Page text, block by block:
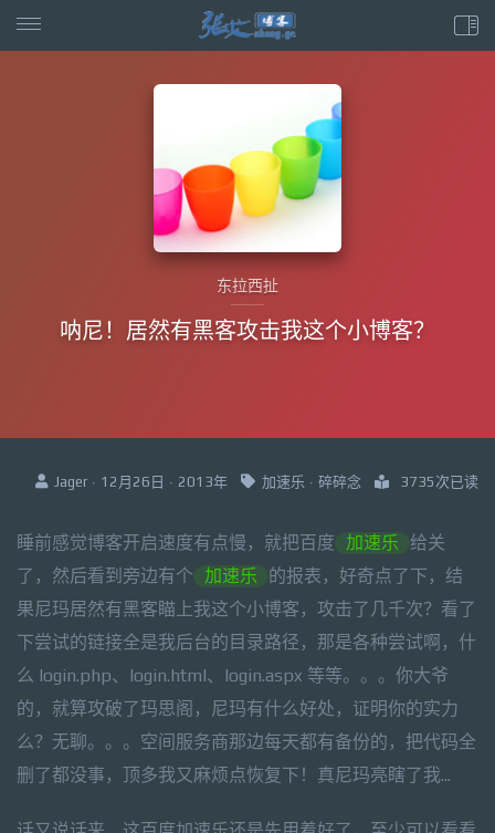
东拉西扯
呐尼！居然有黑客攻击我这个小博客？
Jager · 12月26日 · 2013年 加速乐 · 碎碎念 3735次已读
睡前感觉博客开启速度有点慢，就把百度 加速乐
给关
了，然后看到旁边有个
加速乐
的报表，好奇点了下，结
果尼玛居然有黑客瞄上我这个小博客，攻击了几千次？看了
下尝试的链接全是我后台的目录路径，那是各种尝试啊，什
么 login.php、login.html、login.aspx 等等。。。你大爷
的，就算攻破了玛思阁，尼玛有什么好处，证明你的实力
么？无聊。。。空间服务商那边每天都有备份的，把代码全
删了都没事，顶多我又麻烦点恢复下！真尼玛亮瞎了我...